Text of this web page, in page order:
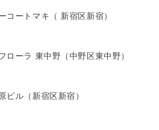
コートマキ（ 新宿区新宿）
ローラ 東中野（中野区東中野）
ビル（新宿区新宿）